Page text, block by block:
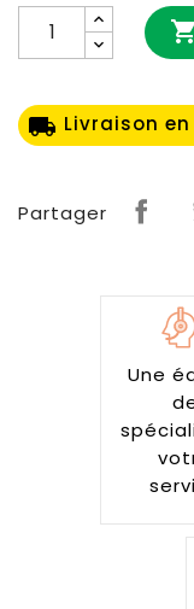

local_shipping Livraison
Partager
Une